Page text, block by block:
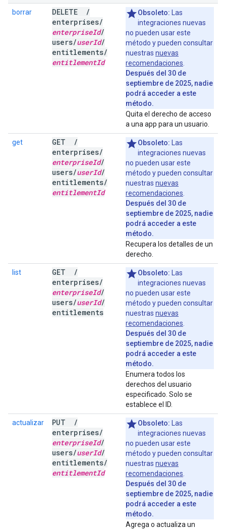
borrar DELETE
/
enterprises/
enterpriseId/
users/userId/
entitlements/
entitlementId
Obsoleto: Las
integraciones nuevas
no pueden usar este
método y pueden consultar
nuestras nuevas
recomendaciones
Después del 30 de
septiembre de 2025, nadie
podrá acceder a este
método.
Quita el derecho de acceso
a una app para un usuario.
get GET
/
enterprises/
enterpriseId/
users/userId/
entitlements/
entitlementId
Obsoleto: Las
integraciones nuevas
no pueden usar este
método y pueden consultar
nuestras nuevas
recomendaciones
Después del 30 de
septiembre de 2025, nadie
podrá acceder a este
método.
Recupera los detalles de un
derecho.
list GET
/
enterprises/
enterpriseId/
users/userId/
entitlements
Obsoleto: Las
integraciones nuevas
no pueden usar este
método y pueden consultar
nuestras nuevas
recomendaciones
Después del 30 de
septiembre de 2025, nadie
podrá acceder a este
método.
Enumera todos los
derechos del usuario
especificado. Solo se
establece el ID.
actualizar PUT
/
enterprises/
enterpriseId/
users/userId/
entitlements/
entitlementId
Obsoleto: Las
integraciones nuevas
no pueden usar este
método y pueden consultar
nuestras nuevas
recomendaciones
Después del 30 de
septiembre de 2025, nadie
podrá acceder a este
método.
Agrega o actualiza un